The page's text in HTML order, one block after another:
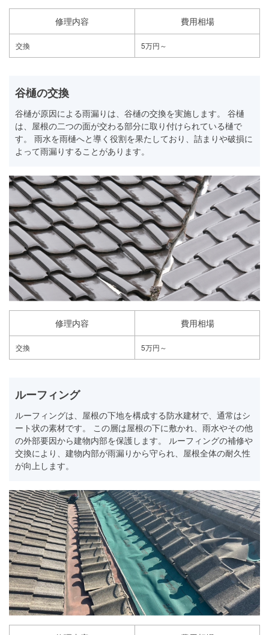
修理内容 費用相場
交換 5万円～
谷樋の交換
谷樋が原因による雨漏りは、谷樋の交換を実施します。 谷樋
は、屋根の二つの面が交わる部分に取り付けられている樋で
す。 雨水を雨樋へと導く役割を果たしており、詰まりや破損に
よって雨漏りすることがあります。
修理内容 費用相場
交換 5万円～
ルーフィング
ルーフィングは、屋根の下地を構成する防水建材で、通常はシ
ート状の素材です。 この層は屋根の下に敷かれ、雨水やその他
の外部要因から建物内部を保護します。 ルーフィングの補修や
交換により、建物内部が雨漏りから守られ、屋根全体の耐久性
が向上します。